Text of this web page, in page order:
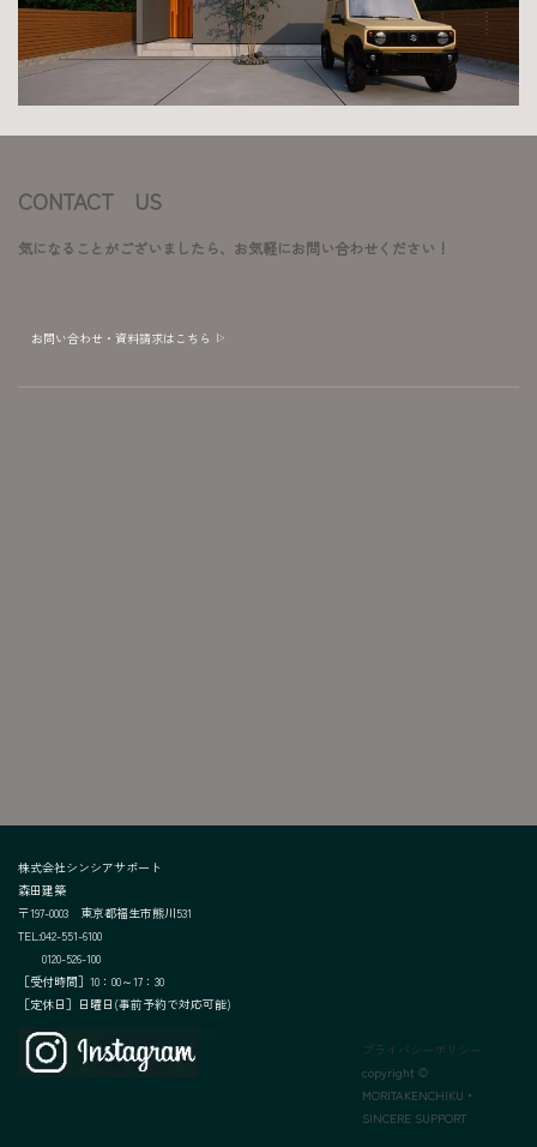
CONTACT US
気になることがございましたら、お気軽にお問い合わせください！
お問い合わせ・資料請求はこちら
株式会社シンシアサポート
森田建築
〒197-0003 東京都福生市熊川531
TEL:042-551-6100
0120-526-100
［受付時間］10：00～17：30
［定休日］日曜日(事前予約で対応可能)
プライバシーポリシー
copyright ©
MORITAKENCHIKU・
SINCERE SUPPORT